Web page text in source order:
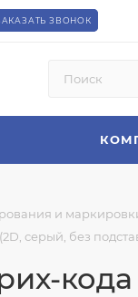
ЗВОНОК
и
серый, без
кода